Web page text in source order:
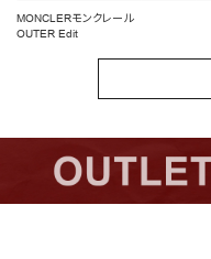
BLOUSE/SHIRT
デイリーにもオフィスにも◎